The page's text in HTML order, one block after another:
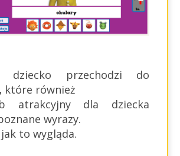
dziecko przechodzi do
które również
atrakcyjny dla dziecka
wyrazy.
to wygląda.